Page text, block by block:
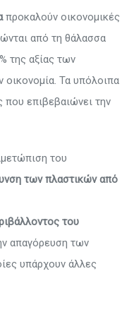
προκαλούν οικονομικές
από τη θάλασσα
της αξίας των
οικονομία. Τα υπόλοιπα
που επιβεβαιώνει την
του
των πλαστικών από
του
απαγόρευση των
υπάρχουν άλλες